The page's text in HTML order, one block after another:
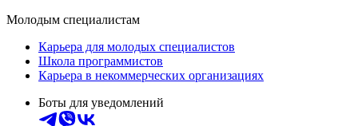
Молодым специалистам
Карьера для молодых специалистов
Школа программистов
Карьера в некоммерческих организациях
Боты для уведомлений